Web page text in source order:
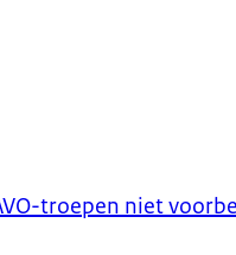
troepen niet